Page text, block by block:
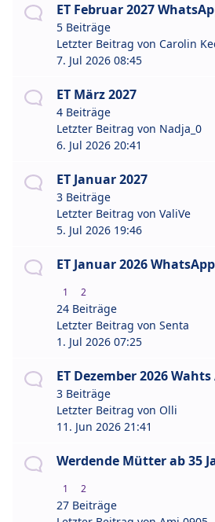
ET Februar 2027
5 Beiträge
Letzter Beitrag von Carolin
7. Jul 2026 08:45
ET März 2027
4 Beiträge
Letzter Beitrag von Nadja_0
6. Jul 2026 20:41
ET Januar 2027
3 Beiträge
Letzter Beitrag von ValiVe
5. Jul 2026 19:46
ET Januar 2026
1 2
24 Beiträge
Letzter Beitrag von Senta
1. Jul 2026 07:25
ET Dezember 2026
3 Beiträge
Letzter Beitrag von Olli
11. Jun 2026 21:41
Werdende Mütter ab 35
1 2
27 Beiträge